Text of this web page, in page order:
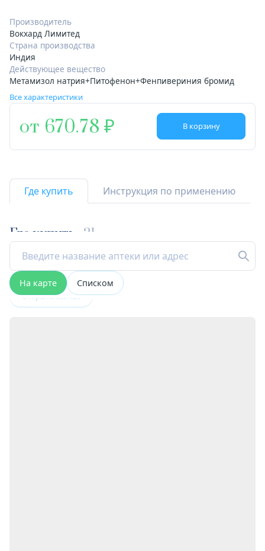
Производитель
Вокхард Лимитед
Страна производства
Индия
Действующее вещество
Метамизол натрия+Питофенон+Фенпивериния бромид
Все характеристики
от 670.78 В корзину
Где купить Инструкция по применению
Где купить 21
На карте Списком
Открыта сейчас